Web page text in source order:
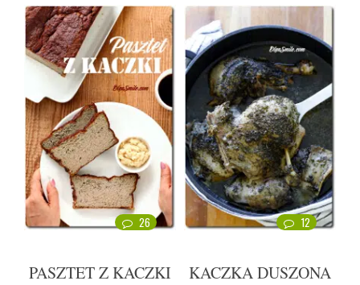
26
PASZTET Z KACZKI
12
KACZKA DUSZONA